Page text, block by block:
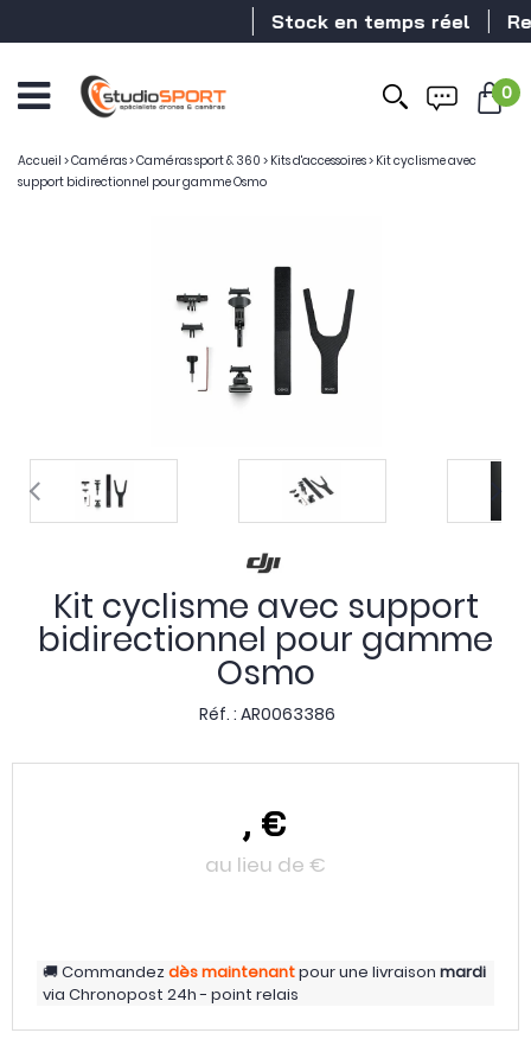
Stock en temps réel
0
Accueil >Caméras>Caméras sport & 360 > Kits d'accessoires> Kit cyclisme avec
support bidirectionnel pour gamme Osmo
Kit cyclisme avec support
bidirectionnel pour gamme
Osmo
Réf. : AR0063386
, €
au lieu de €
Commandezdès maintenantpour une livraison mardi
via Chronopost 24h - point relais